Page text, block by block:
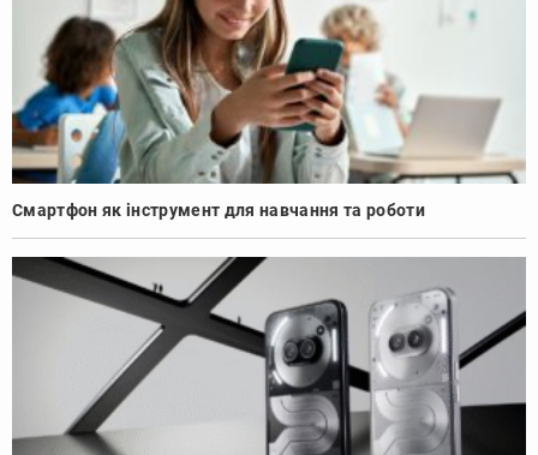
Смартфон як інструмент для навчання та роботи